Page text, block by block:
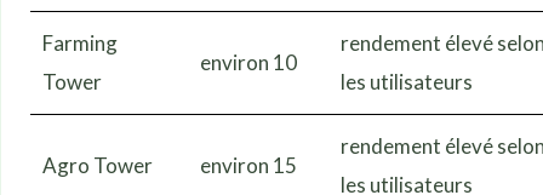
Farming
Tower
environ 10
rendement élevé
les utilisateurs
Agro Tower environ 15
rendement élevé
les utilisateurs